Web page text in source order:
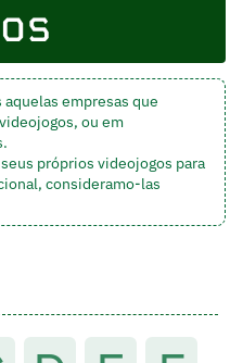
empresas que
ou em
próprios videojogos para
consideramo-las